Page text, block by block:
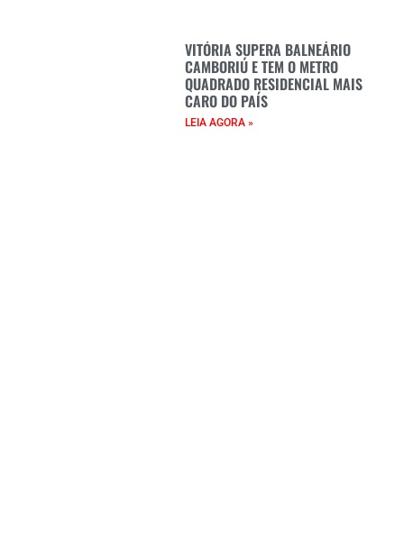
VITÓRIA SUPERA BALNEÁRIO
CAMBORIÚ E TEM O METRO
QUADRADO RESIDENCIAL MAIS
CARO DO PAÍS
LEIA AGORA »